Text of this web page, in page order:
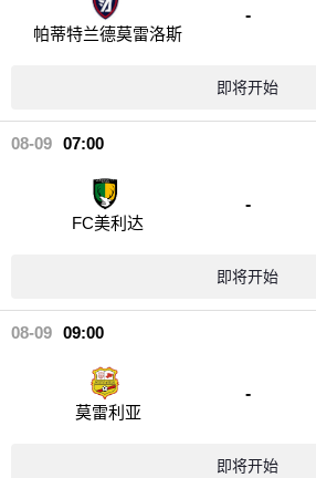
帕蒂特兰德莫雷洛斯
-
即将开始
07:00
08-09
FC美利达
-
即将开始
09:00
08-09
莫雷利亚
-
即将开始